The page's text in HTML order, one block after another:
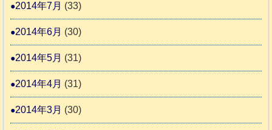
2014年7月 (33)
2014年6月 (30)
2014年5月 (31)
2014年4月 (31)
2014年3月 (30)